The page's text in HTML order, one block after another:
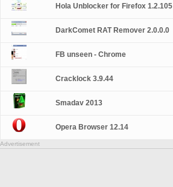
Hola Unblocker for Firefox 1.2.105
DarkComet RAT Remover 2.0.0.0
FB unseen - Chrome
Cracklock 3.9.44
Smadav 2013
Opera Browser 12.14
Advertisement